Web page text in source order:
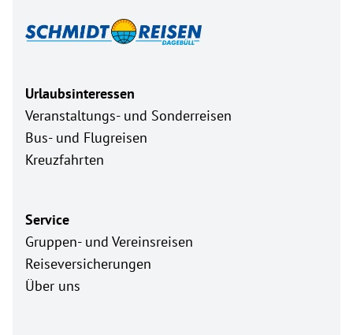
Urlaubsinteressen
Veranstaltungs- und Sonderreisen
Bus- und Flugreisen
Kreuzfahrten
Service
Gruppen- und Vereinsreisen
Reiseversicherungen
Über uns